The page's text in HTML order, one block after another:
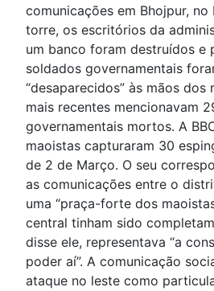
comunicações em Bhojpur,
torre, os escritórios da
um banco foram destruídos e
soldados governamentais
“desaparecidos” às mãos dos
mais recentes mencionavam
governamentais mortos. A
maoistas capturaram 30
de 2 de Março. O seu
as comunicações entre o
uma “praça-forte dos
central tinham sido
disse ele, representava “a
poder aí”. A comunicação
ataque no leste como